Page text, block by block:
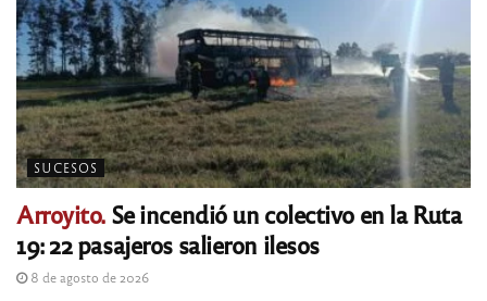
SUCESOS
Arroyito. Se incendió un colectivo en la Ruta
19: 22 pasajeros salieron ilesos
8 de agosto de 2026